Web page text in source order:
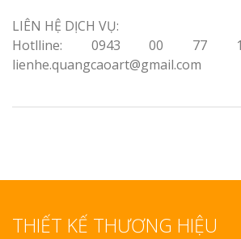
LIÊN HỆ DỊCH VỤ:
Hotlline: 0943 00 77
lienhe.quangcaoart@gmail.com
THIẾT KẾ THƯƠNG HIỆU